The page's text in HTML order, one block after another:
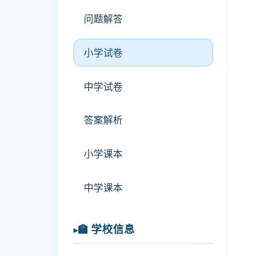
问题解答
小学试卷
中学试卷
答案解析
小学课本
中学课本
🏫 学校信息